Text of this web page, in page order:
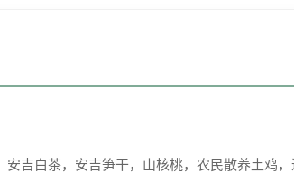
吉白茶，安吉笋干，山核桃，农民散养土鸡